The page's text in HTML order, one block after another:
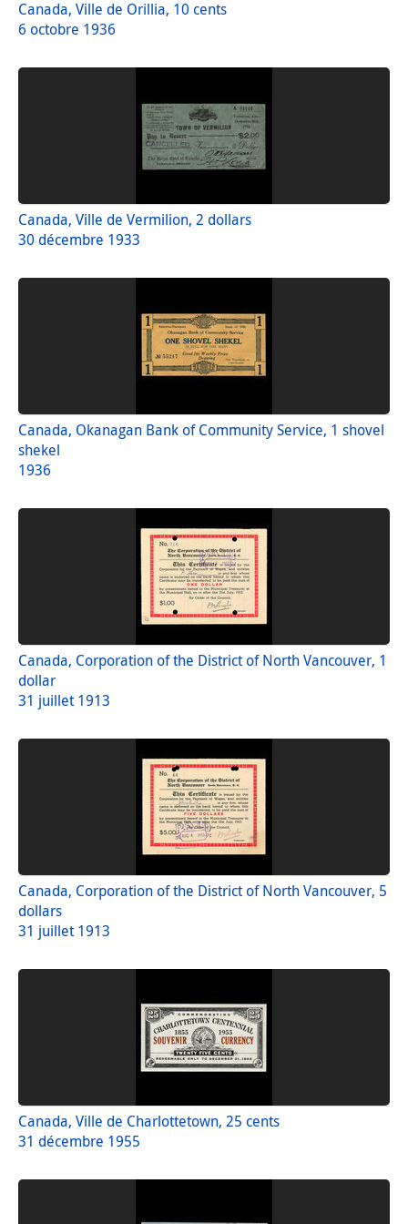
Canada, Ville de Orillia, 10 cents
6 octobre 1936
Canada, Ville de Vermilion, 2 dollars
30 décembre 1933
Canada, Okanagan Bank of Community Service, 1 shovel
shekel
1936
Canada, Corporation of the District of North Vancouver, 1
dollar
31 juillet 1913
Canada, Corporation of the District of North Vancouver, 5
dollars
31 juillet 1913
Canada, Ville de Charlottetown, 25 cents
31 décembre 1955